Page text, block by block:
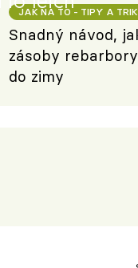
JAK NA TO - TIPY A
Snadný návod,
zásoby
do zimy